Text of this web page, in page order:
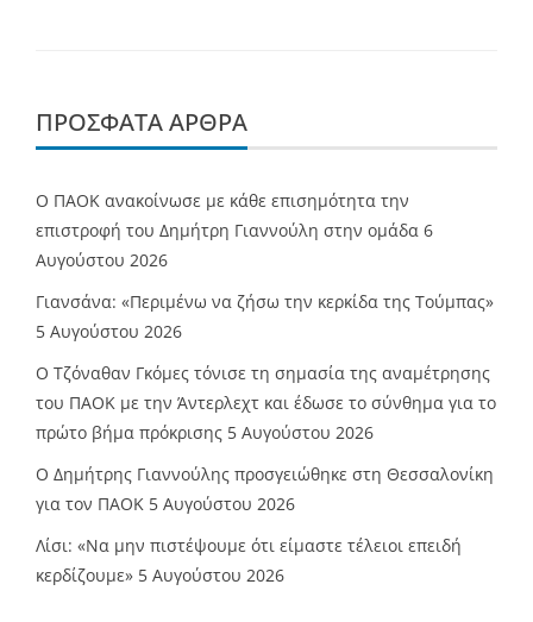
ΠΡΌΣΦΑΤΑ ΆΡΘΡΑ
Ο ΠΑΟΚ ανακοίνωσε με κάθε επισημότητα την
επιστροφή του Δημήτρη Γιαννούλη στην ομάδα 6
Αυγούστου 2026
Γιανσάνα: «Περιμένω να ζήσω την κερκίδα της Τούμπας»
5 Αυγούστου 2026
Ο Τζόναθαν Γκόμες τόνισε τη σημασία της αναμέτρησης
του ΠΑΟΚ με την Άντερλεχτ και έδωσε το σύνθημα για το
πρώτο βήμα πρόκρισης 5 Αυγούστου 2026
Ο Δημήτρης Γιαννούλης προσγειώθηκε στη Θεσσαλονίκη
για τον ΠΑΟΚ 5 Αυγούστου 2026
Λίσι: «Να μην πιστέψουμε ότι είμαστε τέλειοι επειδή
κερδίζουμε» 5 Αυγούστου 2026